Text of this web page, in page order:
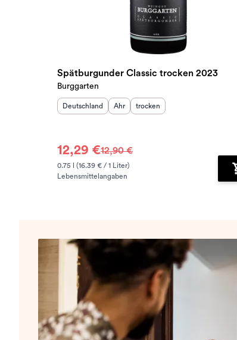
Spätburgunder Classic trocken 2023
Burggarten
Herkunftsland
Deutschland Herkunftsregion
Ahr Geschmack
trocken
12,29 €12,90 €
0.75 l (16.39 € / 1 Liter)
Lebensmittelangaben